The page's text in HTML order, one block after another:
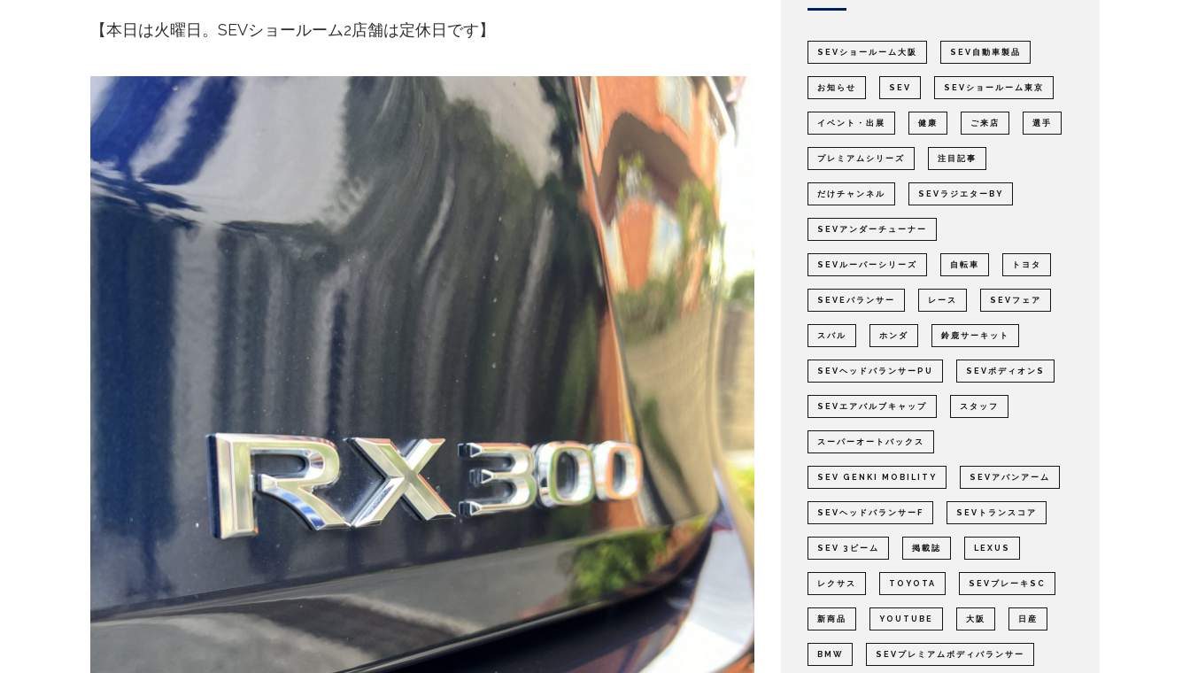
【本日は火曜日。SEVショールーム2店舗は定休日です】
SEVショールーム大阪 SEV自動車製品
お知らせ SEV SEVショールーム東京
イベント・出展 健康 ご来店 選手
プレミアムシリーズ 注目記事
だけチャンネル SEVラジエターBY
SEVアンダーチューナー
SEVルーパーシリーズ 自転車 トヨタ
SEVEバランサー レース SEVフェア
スバル ホンダ 鈴鹿サーキット
SEVヘッドバランサーPU SEVボディオンS
SEVエアバルブキャップ スタッフ
スーパーオートバックス
SEV GENKI MOBILITY SEVアバンアーム
SEVヘッドバランサーF SEVトランスコア
SEV 3ビーム 掲載誌 LEXUS
レクサス TOYOTA SEVブレーキSC
新商品 YOUTUBE 大阪 日産
BMW SEVプレミアムボディバランサー